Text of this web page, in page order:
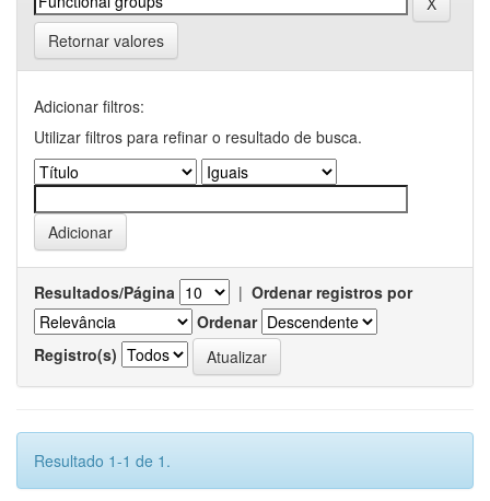
Retornar valores
Adicionar filtros:
Utilizar filtros para refinar o resultado de busca.
Resultados/Página | Ordenar registros por
Ordenar
Registro(s)
Resultado 1-1 de 1.